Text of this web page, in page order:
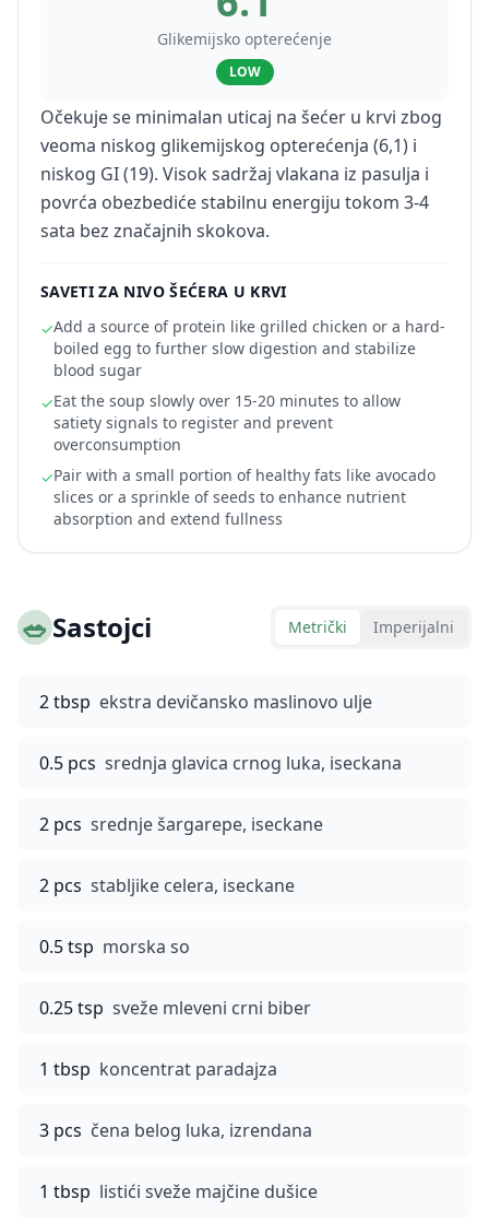
Glikemijsko opterećenje
LOW
Očekuje se minimalan uticaj na šećer u krvi zbog
veoma niskog glikemijskog opterećenja (6,1) i
niskog GI (19). Visok sadržaj vlakana iz pasulja i
povrća obezbediće stabilnu energiju tokom 3-4
sata bez značajnih skokova.
SAVETI ZA NIVO ŠEĆERA U KRVI
✓Add a source of protein like grilled chicken or a hard-
boiled egg to further slow digestion and stabilize
blood sugar
✓Eat the soup slowly over 15-20 minutes to allow
satiety signals to register and prevent
overconsumption
✓Pair with a small portion of healthy fats like avocado
slices or a sprinkle of seeds to enhance nutrient
absorption and extend fullness
🥗Sastojci Metrički Imperijalni
2 tbsp ekstra devičansko maslinovo ulje
0.5 pcs srednja glavica crnog luka, iseckana
2 pcs srednje šargarepe, iseckane
2 pcs stabljike celera, iseckane
0.5 tsp morska so
0.25 tsp sveže mleveni crni biber
1 tbsp koncentrat paradajza
3 pcs čena belog luka, izrendana
1 tbsp listići sveže majčine dušice